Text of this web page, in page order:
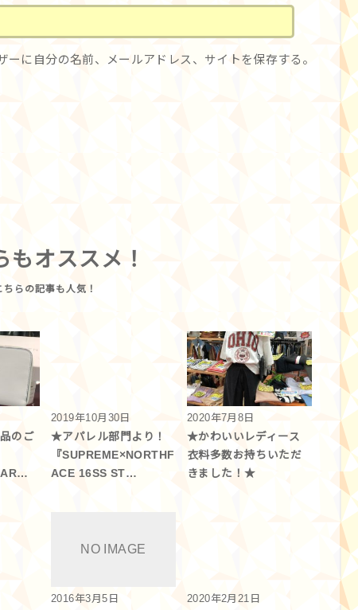
に自分の名前、メールアドレス、サイトを保存する。
もオススメ！
のご
2019年10月30日
★アパレル部門より！
『SUPREME×NORTHF
ACE 16SS ST…
2020年7月8日
★かわいいレディース
衣料多数お持ちいただ
きました！★
2016年3月5日
2020年2月21日